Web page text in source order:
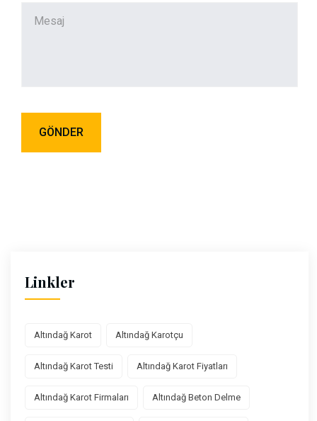
Linkler
Altındağ Karot Altındağ Karotçu
Altındağ Karot Testi Altındağ Karot Fiyatları
Altındağ Karot Firmaları Altındağ Beton Delme